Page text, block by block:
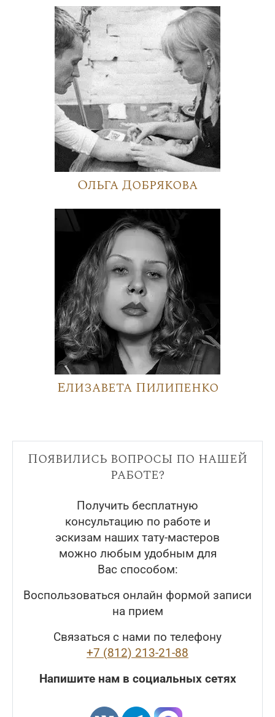
Ольга Добрякова
Елизавета Пилипенко
Появились вопросы по нашей
работе?
Получить бесплатную
консультацию по работе и
эскизам наших тату-мастеров
можно любым удобным для
Вас способом:
Воспользоваться онлайн формой записи
на прием
Связаться с нами по телефону
+7 (812) 213-21-88
Напишите нам в социальных сетях